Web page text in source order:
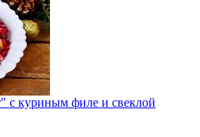
с куриным филе и свеклой